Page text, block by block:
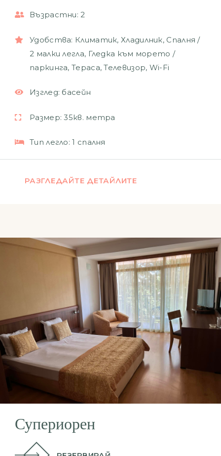
Възрастни: 2
Удобства: Климатик, Хладилник, Спалня /
2 малки легла, Гледка към морето /
паркинга,Тераса,Телевизор, Wi-Fi
Изглед: басейн
Размер: 35кв. метра
Тип легло: 1 спалня
РАЗГЛЕДАЙТЕ ДЕТАЙЛИТЕ
Супериорен